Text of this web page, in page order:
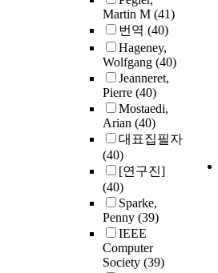
Martin M (41)
번역 (40)
Hageney,
Wolfgang (40)
Jeanneret,
Pierre (40)
Mostaedi,
Arian (40)
대표집필자
(40)
[연구진]
(40)
Sparke,
Penny (39)
IEEE
Computer
Society (39)